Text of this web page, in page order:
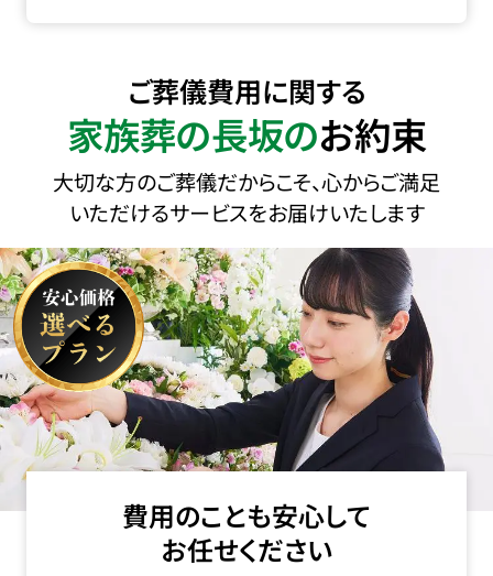
ご葬儀費用に関する
家族葬の長坂のお約束
大切な方のご葬儀だからこそ、心からご満足
いただけるサービスをお届けいたします
費用のことも安心して
お任せください